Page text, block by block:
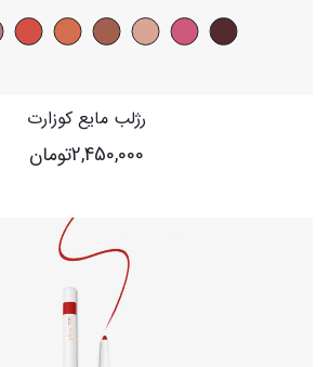
رژلب مایع کوزارت
2,450,000تومان